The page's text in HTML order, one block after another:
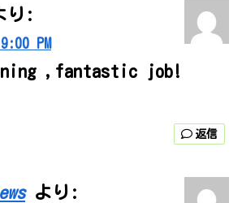
り:
PM
,fantastic job!
返信
より: